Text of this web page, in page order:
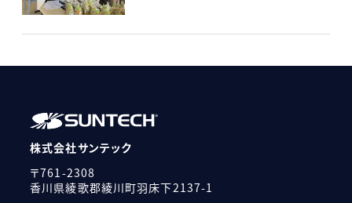
株式会社サンテック
〒761-2308
香川県綾歌郡綾川町羽床下2137-1